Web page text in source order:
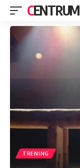
TRENING